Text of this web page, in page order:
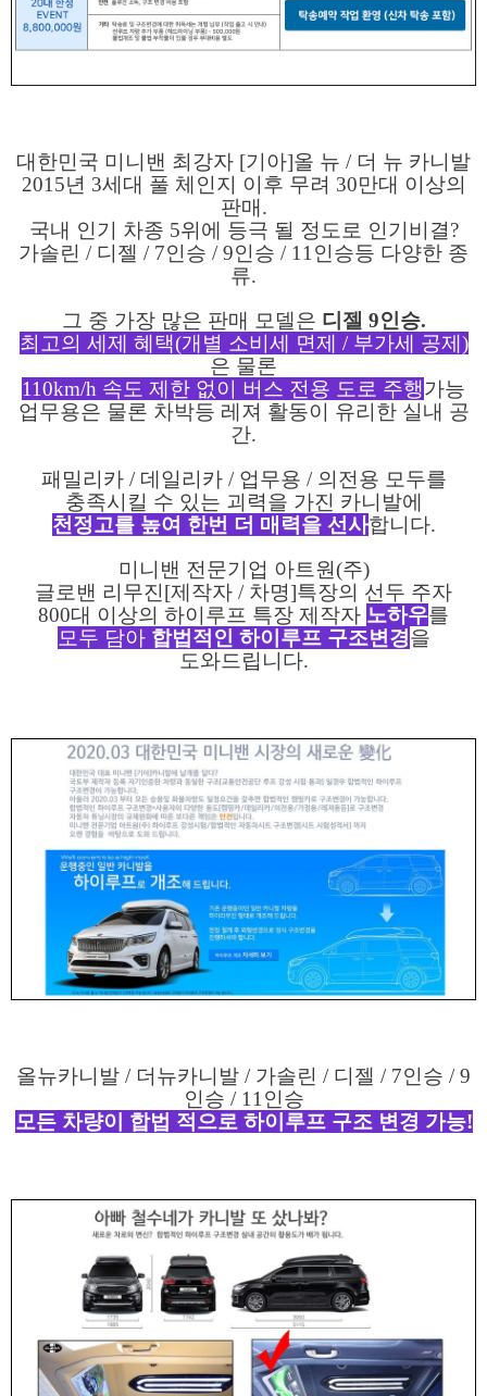
대한민국 미니밴 최강자 [기아]올 뉴 / 더 뉴 카니발
2015년 3세대 풀 체인지 이후 무려 30만대 이상의
판매.
국내 인기 차종 5위에 등극 될 정도로 인기비결?
가솔린 / 디젤 / 7인승 / 9인승 / 11인승등 다양한 종
류.
그 중 가장 많은 판매 모델은 디젤 9인승.
최고의 세제 혜택(개별 소비세 면제 / 부가세 공제)
은 물론
110km/h 속도 제한 없이 버스 전용 도로 주행가능
업무용은 물론 차박등 레져 활동이 유리한 실내 공
간.
패밀리카 / 데일리카 / 업무용 / 의전용 모두를
충족시킬 수 있는 괴력을 가진 카니발에
천정고를 높여 한번 더 매력을 선사합니다.
미니밴 전문기업 아트원(주)
글로밴 리무진[제작자 / 차명]특장의 선두 주자
800대 이상의 하이루프 특장 제작자 노하우를
모두 담아 합법적인 하이루프 구조변경을
도와드립니다.
올뉴카니발 / 더뉴카니발 / 가솔린 / 디젤 / 7인승 / 9
인승 / 11인승
모든 차량이 합법 적으로 하이루프 구조 변경 가능!